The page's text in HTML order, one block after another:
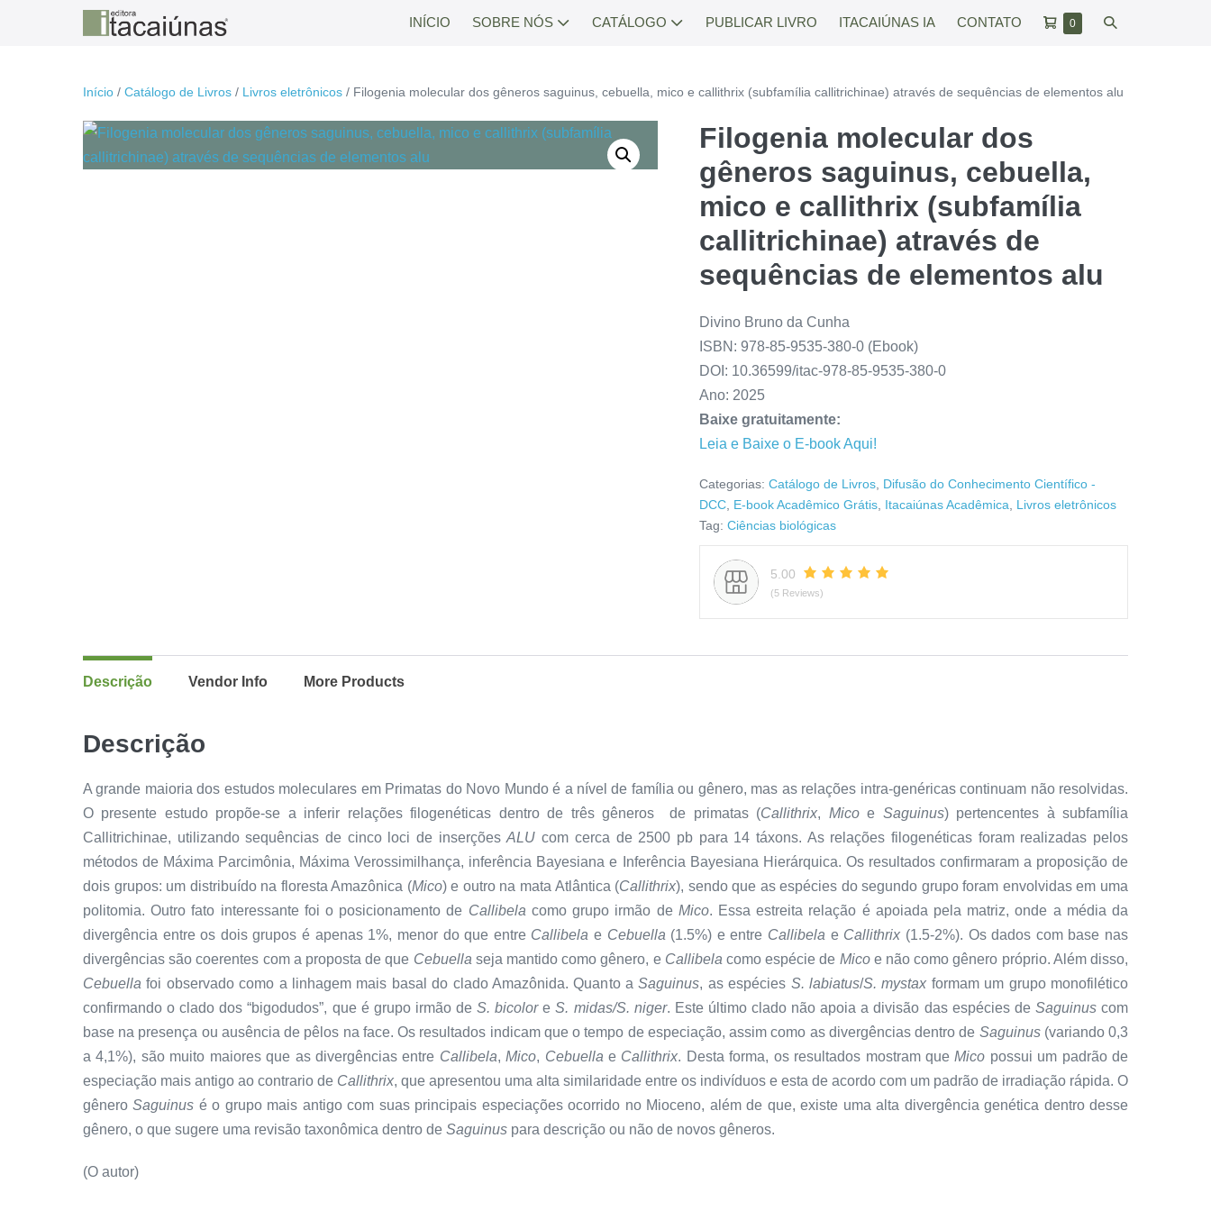
INÍCIO SOBRE NÓS CATÁLOGO PUBLICAR LIVRO ITACAIÚNAS IA CONTATO
Carrinho
0Itens
Alternar
Início / Catálogo de Livros / Livros eletrônicos / Filogenia molecular dos gêneros saguinus, cebuella, mico e callithrix (subfamília callitrichinae) através de sequências de elementos alu
Filogenia molecular dos
gêneros saguinus, cebuella,
mico e callithrix (subfamília
callitrichinae) através de
sequências de elementos alu
Divino Bruno da Cunha
ISBN: 978-85-9535-380-0 (Ebook)
DOI: 10.36599/itac-978-85-9535-380-0
Ano: 2025
Baixe gratuitamente:
Leia e Baixe o E-book Aqui!
Categorias:Catálogo de Livros Difusão do Conhecimento Científico -
DCC E-book Acadêmico Grátis Itacaiúnas Acadêmica
Livros eletrônicos
Tag:Ciências biológicas
5.00
(5 Reviews)
Descrição Vendor Info More Products
Descrição
A grande maioria dos estudos moleculares em Primatas do Novo Mundo é a nível de família ou gênero, mas as relações intra-genéricas continuam não resolvidas.
O presente estudo propõe-se a inferir relações filogenéticas dentro de três gêneros de primatas (Callithrix, Micoe Saguinus) pertencentes à subfamília
Callitrichinae, utilizando sequências de cinco loci de inserçõesALU com cerca de 2500 pb para 14 táxons. As relações filogenéticas foram realizadas pelos
métodos de Máxima Parcimônia, Máxima Verossimilhança, inferência Bayesiana e Inferência Bayesiana Hierárquica. Os resultados confirmaram a proposição de
dois grupos: um distribuído na floresta Amazônica (Mico) e outro na mata Atlântica (Callithrix), sendo que as espécies do segundo grupo foram envolvidas em uma
politomia. Outro fato interessante foi o posicionamento de Callibela como grupo irmão de Mico. Essa estreita relação é apoiada pela matriz, onde a média da
divergência entre os dois grupos é apenas 1%, menor do que entre Callibela e Cebuella (1.5%) e entre Callibela e Callithrix (1.5-2%). Os dados com base nas
divergências são coerentes com a proposta de que Cebuella seja mantido como gênero, e Callibela como espécie de Micoe não como gênero próprio. Além disso,
Cebuella foi observado como a linhagem mais basal do clado Amazônida. Quanto aSaguinus, as espécies S. labiatus/S. mystax formam um grupo monofilético
confirmando o clado dos “bigodudos”, que é grupo irmão deS. bicoloreS. midas/S. niger. Este último clado não apoia a divisão das espécies de Saguinuscom
base na presença ou ausência de pêlos na face. Os resultados indicam que o tempo de especiação, assim como as divergências dentro de Saguinus(variando 0,3
a 4,1%), são muito maiores que as divergências entre Callibela,Mico, Cebuellae Callithrix. Desta forma, os resultados mostram queMico possui um padrão de
especiação mais antigo ao contrario de Callithrix, que apresentou uma alta similaridade entre os indivíduos e esta de acordo com um padrão de irradiação rápida. O
gêneroSaguinus é o grupo mais antigo com suas principais especiações ocorrido no Mioceno, além de que, existe uma alta divergência genética dentro desse
gênero, o que sugere uma revisão taxonômica dentro de Saguinus para descrição ou não de novos gêneros.
(O autor)